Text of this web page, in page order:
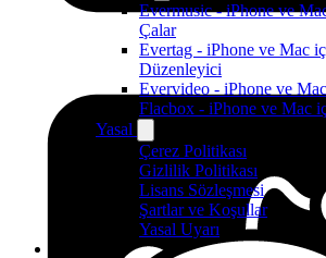
Evermusic - iPhone ve
Çalar
Evertag - iPhone ve Mac
Düzenleyici
Evervideo - iPhone ve
Flacbox - iPhone ve Mac
Yasal
Çerez Politikası
Gizlilik Politikası
Lisans Sözleşmesi
Şartlar ve Koşullar
Yasal Uyarı